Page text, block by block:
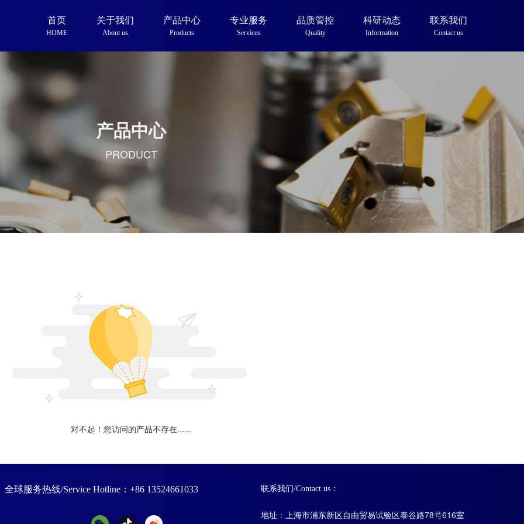
首页
HOME
关于我们
About us
产品中心
Products
专业服务
Services
品质管控
Quality
科研动态
Information
联系我们
Contact us
产品中心
PRODUCT
对不起！您访问的产品不存在......
全球服务热线/Service Hotline：+86 13524661033 联系我们/Contact us：
地址：上海市浦东新区自由贸易试验区泰谷路78号616室